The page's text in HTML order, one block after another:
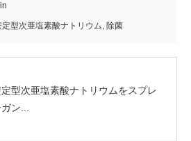
定型次亜塩素酸ナトリウム, 除菌
型次亜塩素酸ナトリウムをスプレ
ガン...